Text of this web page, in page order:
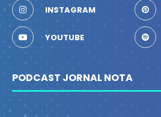
INSTAGRAM
YOUTUBE
PODCAST JORNAL NOTA